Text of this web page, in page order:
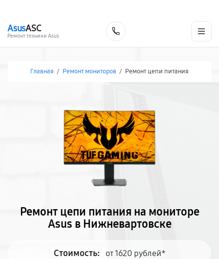
AsusASC
Ремонт техники Asus
Главная / Ремонт мониторов / Ремонт цепи питания
Ремонт цепи питания на мониторе
Asus в Нижневартовске
Стоимость: от 1620 рублей*